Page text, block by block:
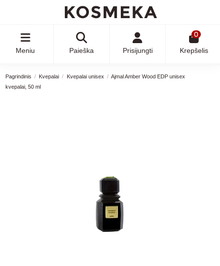
Meniu Paieška Prisijungti
0
Krepšelis
Pagrindinis Kvepalai Kvepalai unisex
Ajmal Amber Wood EDP unisex
kvepalai, 50 ml